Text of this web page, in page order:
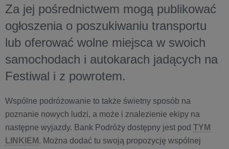
Za jej pośrednictwem mogą publikować
ogłoszenia o poszukiwaniu transportu
lub oferować wolne miejsca w swoich
samochodach i autokarach jadących na
Festiwal i z powrotem.
Wspólne podróżowanie to także świetny sposób na
poznanie nowych ludzi, a może i znalezienie ekipy na
następne wyjazdy. Bank Podróży dostępny jest pod TYM
LINKIEM . Można dodać tu swoją propozycję wspólnej